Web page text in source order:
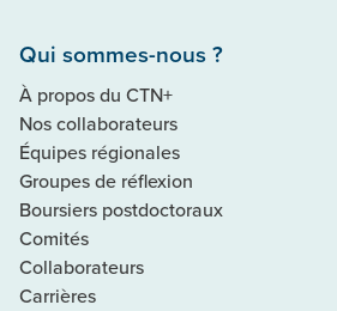
Qui sommes-nous ?
À propos du CTN+
Nos collaborateurs
Équipes régionales
Groupes de réflexion
Boursiers postdoctoraux
Comités
Collaborateurs
Carrières